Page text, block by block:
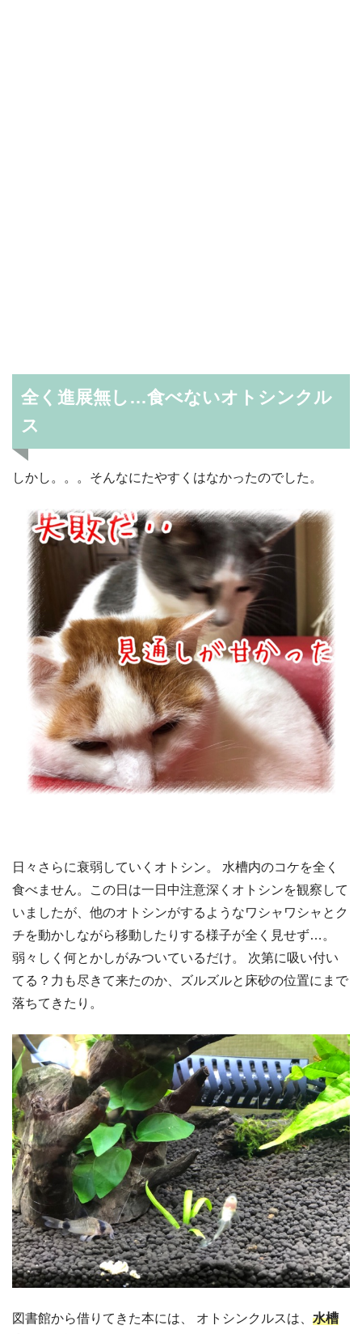
全く進展無し…食べないオトシンクル
ス
しかし。。。そんなにたやすくはなかったのでした。
日々さらに衰弱していくオトシン。 水槽内のコケを全く
食べません。この日は一日中注意深くオトシンを観察して
いましたが、他のオトシンがするようなワシャワシャとク
チを動かしながら移動したりする様子が全く見せず…。
弱々しく何とかしがみついているだけ。 次第に吸い付い
てる？力も尽きて来たのか、ズルズルと床砂の位置にまで
落ちてきたり。
図書館から借りてきた本には、 オトシンクルスは、 水槽